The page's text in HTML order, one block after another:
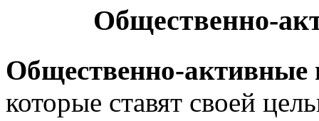
Общественно-
Общественно-активные
которые ставят своей